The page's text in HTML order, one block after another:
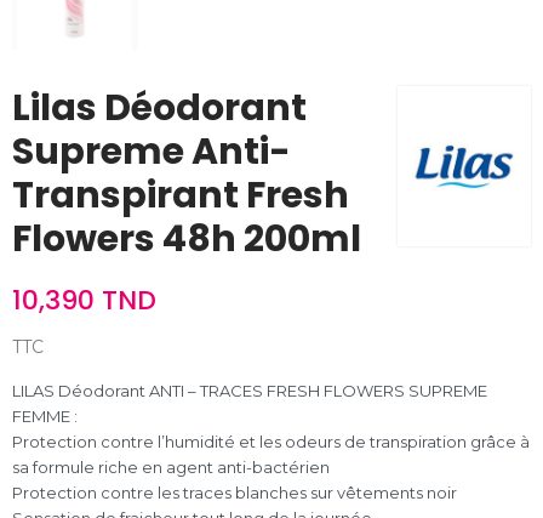
Lilas Déodorant
Supreme Anti-
Transpirant Fresh
Flowers 48h 200ml
10,390 TND
TTC
LILAS Déodorant ANTI – TRACES FRESH FLOWERS SUPREME
FEMME :
Protection contre l’humidité et les odeurs de transpiration grâce à
sa formule riche en agent anti-bactérien
Protection contre les traces blanches sur vêtements noir